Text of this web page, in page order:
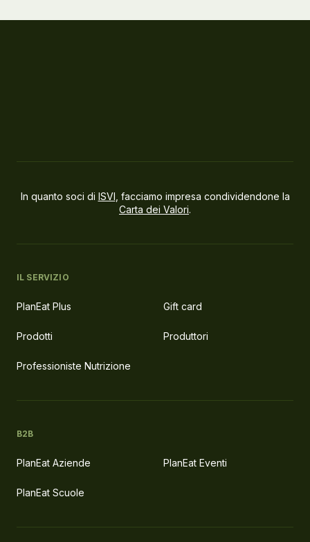
In quanto soci di ISVI , facciamo impresa condividendone la
Carta dei Valori.
IL SERVIZIO
PlanEat Plus Gift card
Prodotti Produttori
Professioniste Nutrizione
B2B
PlanEat Aziende PlanEat Eventi
PlanEat Scuole